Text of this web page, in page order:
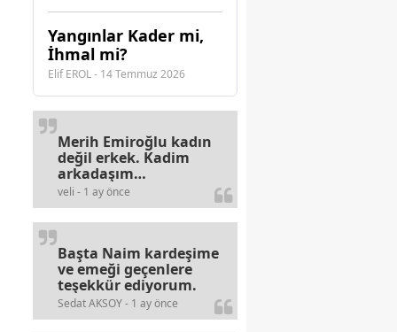
Yangınlar Kader mi,
İhmal mi?
Elif EROL - 14 Temmuz 2026
veli - 1 ay önce
Merih Emiroğlu kadın
değil erkek. Kadim
arkadaşım
haberinizdeki hataya
gayb den
gülümsüyordur.
Sedat AKSOY - 1 ay önce
Başta Naim kardeşime
ve emeği geçenlere
teşekkür ediyorum.